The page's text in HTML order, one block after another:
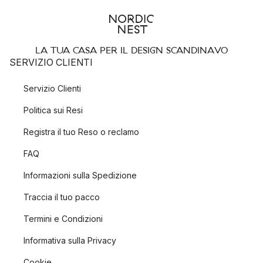
LA TUA CASA PER IL DESIGN SCANDINAVO
SERVIZIO CLIENTI
Servizio Clienti
Politica sui Resi
Registra il tuo Reso o reclamo
FAQ
Informazioni sulla Spedizione
Traccia il tuo pacco
Termini e Condizioni
Informativa sulla Privacy